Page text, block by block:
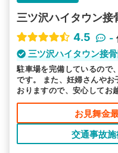
三ツ沢ハイタウン接
4.5
-
三ツ沢ハイタウン接
駐車場を完備しているので
です。 また、妊婦さんや
おりますので、安心してお
日お忙しい方も通いやすい
お見舞金
交通事故